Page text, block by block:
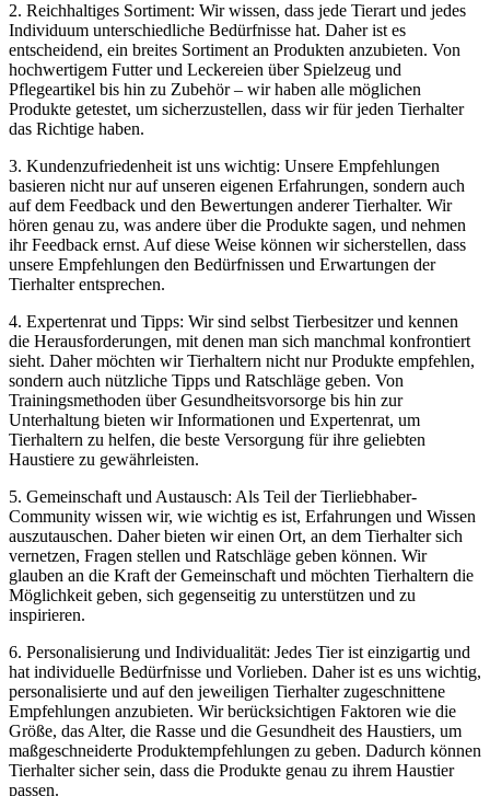
2. ⁢Reichhaltiges Sortiment: ​Wir wissen,⁢ dass jede Tierart ​und ⁣jedes​
Individuum unterschiedliche Bedürfnisse⁣ hat. Daher ist es
‍entscheidend, ein breites Sortiment an Produkten⁣ anzubieten. Von
hochwertigem Futter und Leckereien über Spielzeug und
Pflegeartikel bis hin‌ zu Zubehör – wir⁤ haben alle möglichen
Produkte⁤ getestet, um sicherzustellen, dass wir ⁢für jeden‍ Tierhalter
das​ Richtige haben.
3. Kundenzufriedenheit ist‌ uns wichtig: Unsere Empfehlungen
basieren nicht nur auf unseren eigenen Erfahrungen, sondern auch
auf dem Feedback und ⁤den Bewertungen anderer Tierhalter.‍ Wir
hören genau‌ zu, ⁢was andere über die Produkte sagen, und nehmen
ihr​ Feedback ernst. Auf diese Weise können wir sicherstellen,‍ dass
unsere⁢ Empfehlungen den Bedürfnissen und Erwartungen der
Tierhalter entsprechen.
4. Expertenrat ​und⁤ Tipps: Wir sind selbst Tierbesitzer ‍und kennen
die Herausforderungen, mit denen man sich manchmal konfrontiert
sieht. Daher möchten⁣ wir Tierhaltern nicht nur Produkte empfehlen,
sondern auch nützliche Tipps und Ratschläge geben. Von
Trainingsmethoden über Gesundheitsvorsorge bis​ hin zur​
Unterhaltung bieten‍ wir Informationen und Expertenrat,‌ um
Tierhaltern zu helfen, die‌ beste ‍Versorgung für​ ihre geliebten⁣
Haustiere zu gewährleisten.
5. Gemeinschaft und⁣ Austausch: ​Als Teil der Tierliebhaber-
Community ‌wissen wir, wie wichtig es ⁤ist, Erfahrungen und Wissen
auszutauschen. Daher⁢ bieten wir einen⁢ Ort,⁢ an dem Tierhalter sich
vernetzen, Fragen stellen und Ratschläge geben können. Wir
glauben an die⁤ Kraft der Gemeinschaft‍ und möchten Tierhaltern die
Möglichkeit geben, sich gegenseitig zu unterstützen und ⁣zu
inspirieren.
6. Personalisierung und Individualität: Jedes Tier ist einzigartig und
hat individuelle Bedürfnisse und Vorlieben.‍ Daher ist es uns wichtig,
personalisierte und auf⁤ den ⁤jeweiligen Tierhalter zugeschnittene
Empfehlungen anzubieten. Wir berücksichtigen Faktoren wie die
Größe, das Alter, die Rasse und die Gesundheit des Haustiers, um
maßgeschneiderte Produktempfehlungen zu ⁣geben.⁢ Dadurch können
Tierhalter sicher sein, dass die‌ Produkte genau zu⁤ ihrem Haustier
passen.